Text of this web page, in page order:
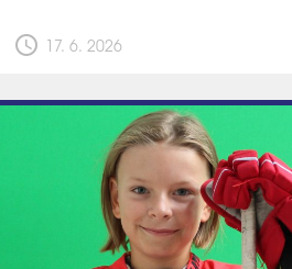
schedule 17. 6. 2026